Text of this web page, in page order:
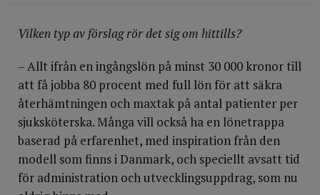
Vilken typ av förslag rör det sig om hittills?
– Allt ifrån en ingångslön på minst 30 000 kronor till
att få jobba 80 procent med full lön för att säkra
återhämtningen och maxtak på antal patienter per
sjuksköterska. Många vill också ha en lönetrappa
baserad på erfarenhet, med inspiration från den
modell som finns i Danmark, och speciellt avsatt tid
för administration och utvecklingsuppdrag, som nu